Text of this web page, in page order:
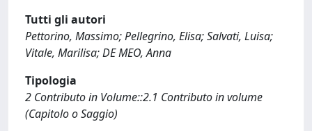
Tutti gli autori
Pettorino, Massimo; Pellegrino, Elisa; Salvati, Luisa;
Vitale, Marilisa; DE MEO, Anna
Tipologia
2 Contributo in Volume::2.1 Contributo in volume
(Capitolo o Saggio)